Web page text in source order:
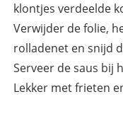
klontjes verdeelde
Verwijder de folie,
rolladenet en snijd
Serveer de saus bij
Lekker met frieten